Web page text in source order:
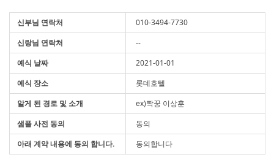
신부님 연락처
010-3494-7730
신랑님 연락처
--
예식 날짜
2021-01-01
예식 장소
롯데호텔
알게 된 경로 및 소개
ex)짝꿍 이상훈
샘플 사전 동의
동의
아래 계약 내용에 동의 합니다.
동의합니다